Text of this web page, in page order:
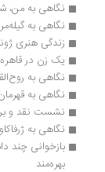
نگاهی به من، شماره
نگاهی به گیله‌مرد |
زندگی هنری ژوناس
یک زن در قاهره:
نگاهی به
نگاهی به قهرمان در
نشست نقد و بررسی
نگاهی به ژرفاکاوی